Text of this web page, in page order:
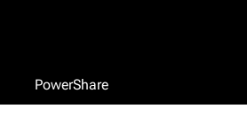
PowerShare